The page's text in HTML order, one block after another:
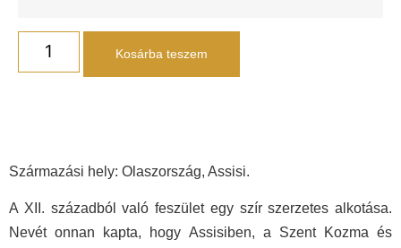
Kosárba teszem
Származási hely: Olaszország, Assisi.
A XII. századból való feszület egy szír szerzetes alkotása.
Nevét onnan kapta, hogy Assisiben, a Szent Kozma és